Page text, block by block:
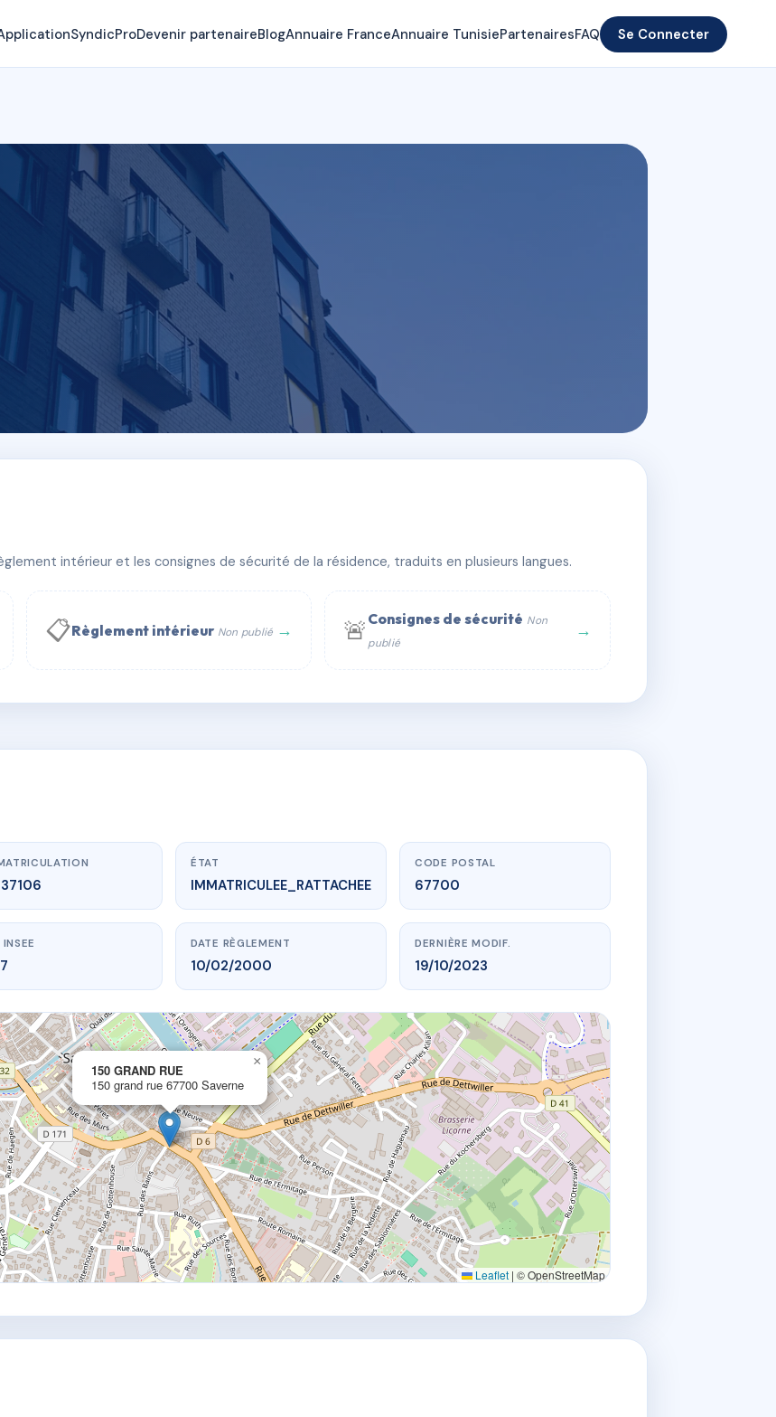
SyndicProDevenir partenaireBlogAnnuaire FranceAnnuaire TunisiePartenairesFAQ Se Connecter
intérieur et les consignes de sécurité de la résidence, traduits en plusieurs langues.
📋Règlement intérieur Non publié → 🚨 Consignes de sécurité Non
publié
→
🇫🇷
AF8837106
RUE
67700 Saverne
ÉTAT
IMMATRICULEE_RATTACHEE
CODE POSTAL
67700
DATE RÈGLEMENT
10/02/2000
DERNIÈRE MODIF.
19/10/2023
150 GRAND RUE
150 grand rue 67700 Saverne
×
Leaflet | © OpenStreetMap